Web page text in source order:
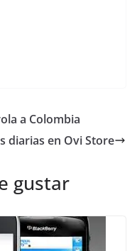
a Colombia
diarias en Ovi Store
gustar